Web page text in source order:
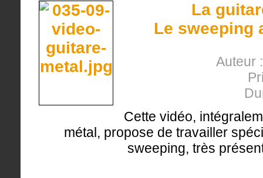
La
Le sweeping
Auteur
Cette vidéo,
métal, propose de travailler
sweeping, très